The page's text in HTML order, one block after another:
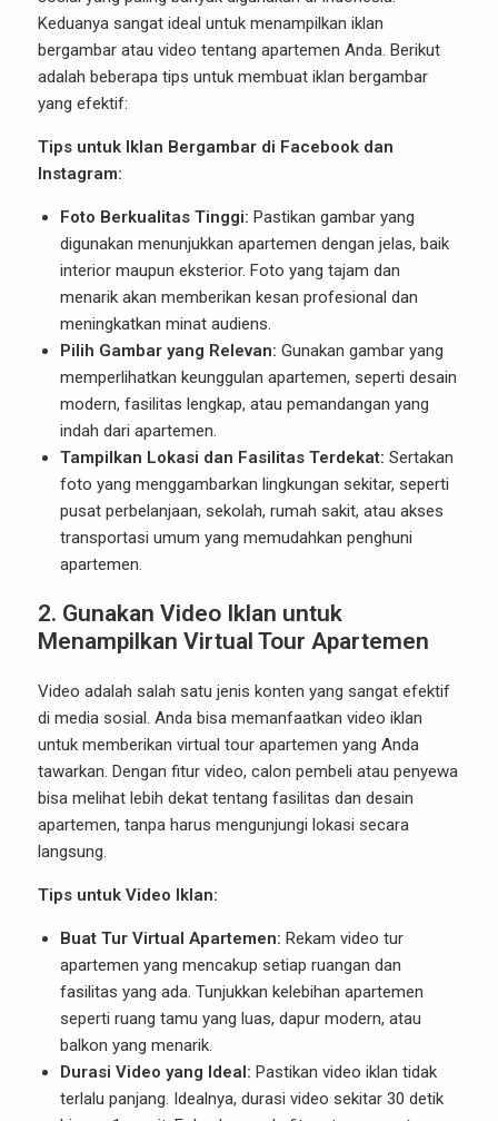
Keduanya sangat ideal untuk menampilkan iklan
bergambar atau video tentang apartemen Anda. Berikut
adalah beberapa tips untuk membuat iklan bergambar
yang efektif:
Tips untuk Iklan Bergambar di Facebook dan
Instagram:
Foto Berkualitas Tinggi: Pastikan gambar yang
digunakan menunjukkan apartemen dengan jelas, baik
interior maupun eksterior. Foto yang tajam dan
menarik akan memberikan kesan profesional dan
meningkatkan minat audiens.
Pilih Gambar yang Relevan: Gunakan gambar yang
memperlihatkan keunggulan apartemen, seperti desain
modern, fasilitas lengkap, atau pemandangan yang
indah dari apartemen.
Tampilkan Lokasi dan Fasilitas Terdekat: Sertakan
foto yang menggambarkan lingkungan sekitar, seperti
pusat perbelanjaan, sekolah, rumah sakit, atau akses
transportasi umum yang memudahkan penghuni
apartemen.
2. Gunakan Video Iklan untuk
Menampilkan Virtual Tour Apartemen
Video adalah salah satu jenis konten yang sangat efektif
di media sosial. Anda bisa memanfaatkan video iklan
untuk memberikan virtual tour apartemen yang Anda
tawarkan. Dengan fitur video, calon pembeli atau penyewa
bisa melihat lebih dekat tentang fasilitas dan desain
apartemen, tanpa harus mengunjungi lokasi secara
langsung.
Tips untuk Video Iklan:
Buat Tur Virtual Apartemen: Rekam video tur
apartemen yang mencakup setiap ruangan dan
fasilitas yang ada. Tunjukkan kelebihan apartemen
seperti ruang tamu yang luas, dapur modern, atau
balkon yang menarik.
Durasi Video yang Ideal: Pastikan video iklan tidak
terlalu panjang. Idealnya, durasi video sekitar 30 detik